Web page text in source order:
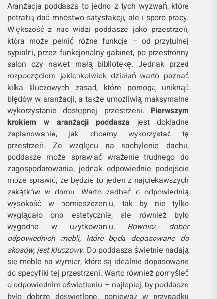
Aranżacja poddasza to jedno z tych wyzwań, które
potrafią dać mnóstwo satysfakcji, ale i sporo pracy.
Większość z nas widzi poddasze jako przestrzeń,
która może pełnić różne funkcje – od przytulnej
sypialni, przez funkcjonalny gabinet, po przestronny
salon czy nawet małą bibliotekę. Jednak przed
rozpoczęciem jakichkolwiek działań warto poznać
kilka kluczowych zasad, które pomogą uniknąć
błędów w aranżacji, a także umożliwią maksymalne
wykorzystanie dostępnej przestrzeni. Pierwszym
krokiem w aranżacji poddasza jest dokładne
zaplanowanie, jak chcemy wykorzystać tę
przestrzeń. Ze względu na nachylenie dachu,
poddasze może sprawiać wrażenie trudnego do
zagospodarowania, jednak odpowiednie podejście
może sprawić, że będzie to jeden z najciekawszych
zakątków w domu. Warto zadbać o odpowiednią
wysokość w pomieszczeniu, tak by nie tylko
wyglądało ono estetycznie, ale również było
wygodne w użytkowaniu. Również dobór
odpowiednich mebli, które będą dopasowane do
skosów, jest kluczowy. Do poddasza świetnie nadają
się meble na wymiar, które są idealnie dopasowane
do specyfiki tej przestrzeni. Warto również pomyśleć
o odpowiednim oświetleniu – najlepiej, by poddasze
było dobrze doświetlone, ponieważ w przypadku